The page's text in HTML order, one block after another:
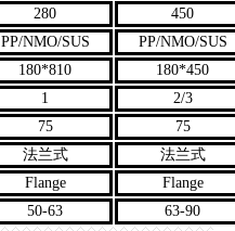
280 450
PP/NMO/SUS PP/NMO/SUS
180*810 180*450
1 2/3
75 75
法兰式 法兰式
Flange Flange
50-63 63-90